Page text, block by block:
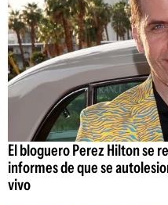
El bloguero Perez Hilton se
informes de que se
vivo